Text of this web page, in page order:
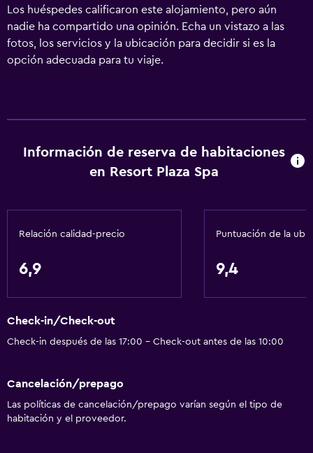
Los huéspedes calificaron este alojamiento, pero aún
nadie ha compartido una opinión. Echa un vistazo a las
fotos, los servicios y la ubicación para decidir si es la
opción adecuada para tu viaje.
Información de reserva de habitaciones
en Resort Plaza Spa
Relación calidad-precio
6,9
Puntuación de la
9,4
Check-in/Check-out
Check-in después de las 17:00 - Check-out antes de las 10:00
Cancelación/prepago
Las políticas de cancelación/prepago varían según el tipo de
habitación y el proveedor.